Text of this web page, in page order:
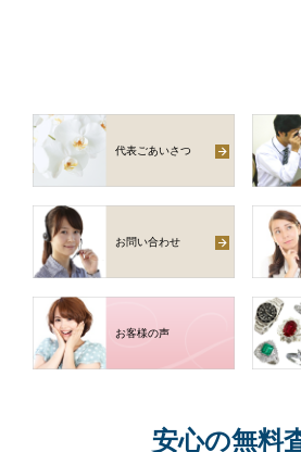
代表ごあいさつ
お問い合わせ
お客様の声
安心の無料